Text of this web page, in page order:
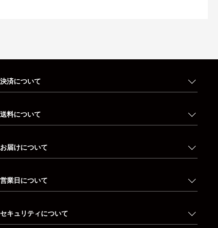
決済について
送料について
お届けについて
営業日について
セキュリティについて